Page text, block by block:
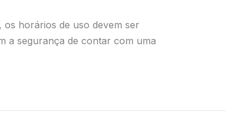
horários de uso devem ser
a segurança de contar com uma